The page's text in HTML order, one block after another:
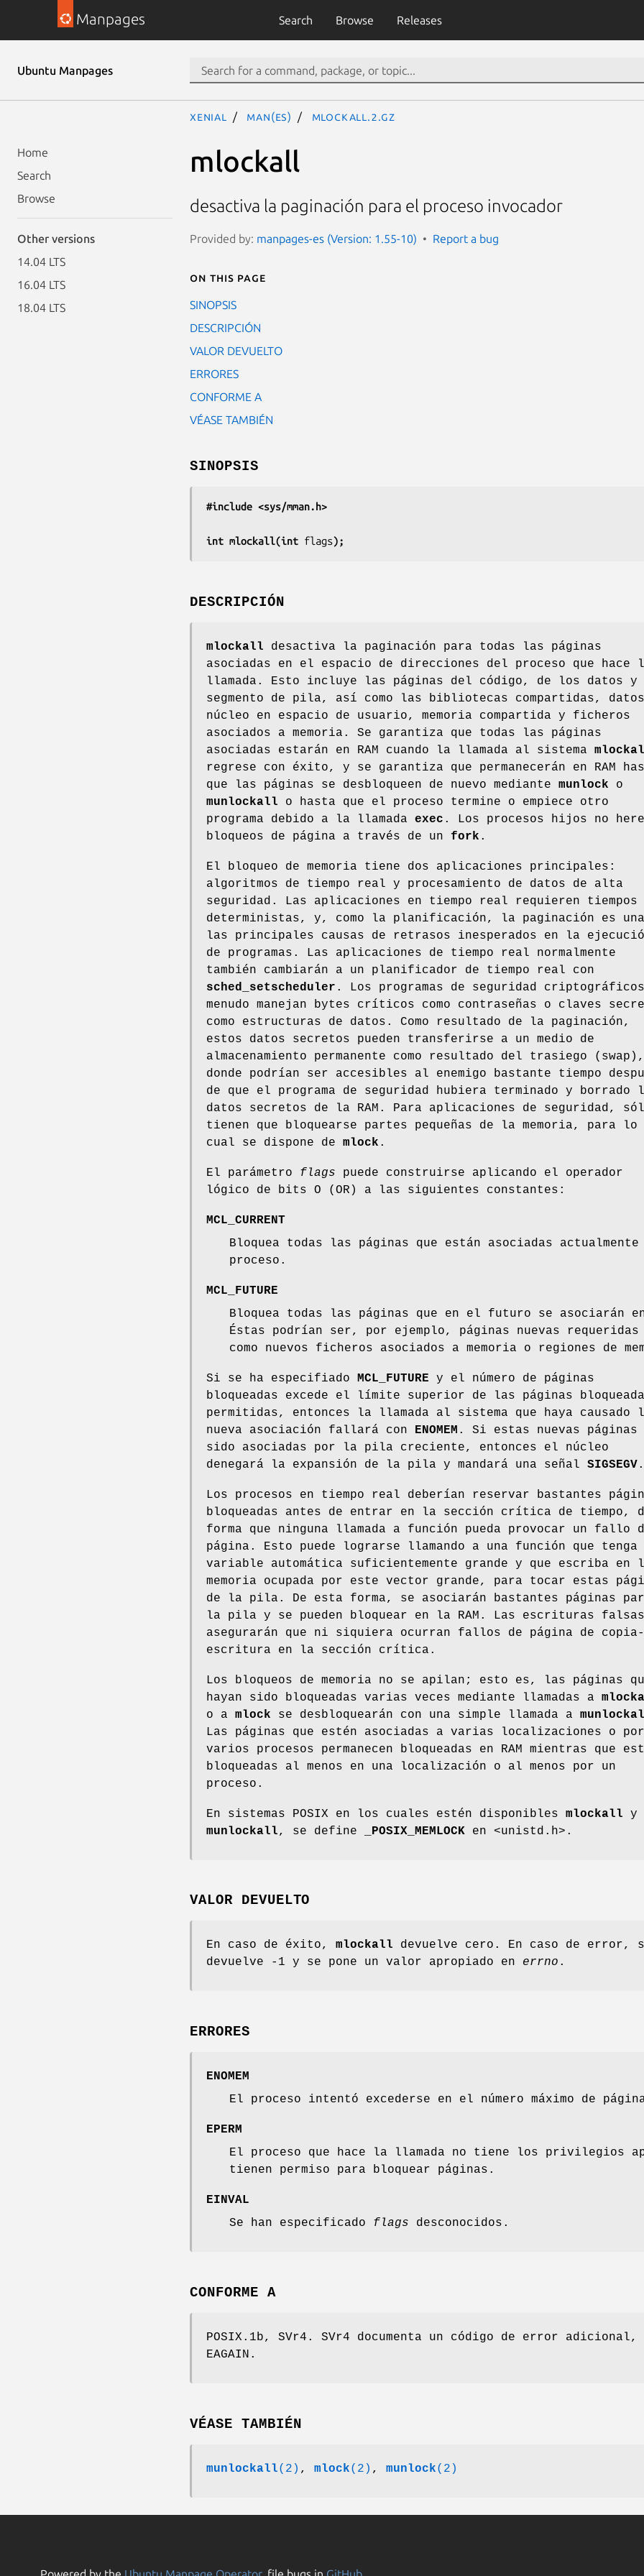
Manpages Search Browse Releases
Ubuntu Manpages
Home
Search
Browse
Other versions
14.04 LTS
16.04 LTS
18.04 LTS
xenial man(es) mlockall.2.gz
mlockall
desactiva la paginación para el proceso invocador
Provided by: manpages-es (Version: 1.55-10) Report a bug
On this page
SINOPSIS
DESCRIPCIÓN
VALOR DEVUELTO
ERRORES
CONFORME A
VÉASE TAMBIÉN
SINOPSIS
#include <sys/mman.h>
int mlockall(int flags);
DESCRIPCIÓN
mlockall desactiva la paginación para todas las páginas
asociadas en el espacio de direcciones del proceso que hace
llamada. Esto incluye las páginas del código, de los datos y
segmento de pila, así como las bibliotecas compartidas,
núcleo en espacio de usuario, memoria compartida y ficheros
asociados a memoria. Se garantiza que todas las páginas
asociadas estarán en RAM cuando la llamada al sistema
regrese con éxito, y se garantiza que permanecerán en RAM
que las páginas se desbloqueen de nuevo mediante munlock o
munlockall o hasta que el proceso termine o empiece otro
programa debido a la llamada exec . Los procesos hijos no
bloqueos de página a través de un fork .
El bloqueo de memoria tiene dos aplicaciones principales:
algoritmos de tiempo real y procesamiento de datos de alta
seguridad. Las aplicaciones en tiempo real requieren tiempos
deterministas, y, como la planificación, la paginación es
las principales causas de retrasos inesperados en la
de programas. Las aplicaciones de tiempo real normalmente
también cambiarán a un planificador de tiempo real con
sched_setscheduler . Los programas de seguridad
menudo manejan bytes críticos como contraseñas o claves
como estructuras de datos. Como resultado de la paginación,
estos datos secretos pueden transferirse a un medio de
almacenamiento permanente como resultado del trasiego (swap),
donde podrían ser accesibles al enemigo bastante tiempo
de que el programa de seguridad hubiera terminado y borrado
datos secretos de la RAM. Para aplicaciones de seguridad,
tienen que bloquearse partes pequeñas de la memoria, para lo
cual se dispone de mlock .
El parámetro flags puede construirse aplicando el operador
lógico de bits O (OR) a las siguientes constantes:
MCL_CURRENT
Bloquea todas las páginas que están asociadas
proceso.
MCL_FUTURE
Bloquea todas las páginas que en el futuro se asociarán
Éstas podrían ser, por ejemplo, páginas nuevas
como nuevos ficheros asociados a memoria o regiones de
Si se ha especifiado MCL_FUTURE y el número de páginas
bloqueadas excede el límite superior de las páginas
permitidas, entonces la llamada al sistema que haya causado
nueva asociación fallará con
ENOMEM . Si estas nuevas páginas
sido asociadas por la pila creciente, entonces el núcleo
denegará la expansión de la pila y mandará una señal SIGSEGV.
Los procesos en tiempo real deberían reservar bastantes
bloqueadas antes de entrar en la sección crítica de tiempo,
forma que ninguna llamada a función pueda provocar un fallo
página. Esto puede lograrse llamando a una función que tenga
variable automática suficientemente grande y que escriba en
memoria ocupada por este vector grande, para tocar estas
de la pila. De esta forma, se asociarán bastantes páginas
la pila y se pueden bloquear en la RAM. Las escrituras falsas
asegurarán que ni siquiera ocurran fallos de página de copia-
escritura en la sección crítica.
Los bloqueos de memoria no se apilan; esto es, las páginas
hayan sido bloqueadas varias veces mediante llamadas a
o a mlock se desbloquearán con una simple llamada a
Las páginas que estén asociadas a varias localizaciones o por
varios procesos permanecen bloqueadas en RAM mientras que
bloqueadas al menos en una localización o al menos por un
proceso.
En sistemas POSIX en los cuales estén disponibles mlockall y
munlockall, se define _POSIX_MEMLOCK en <unistd.h>.
VALOR DEVUELTO
En caso de éxito, mlockall devuelve cero. En caso de error,
devuelve -1 y se pone un valor apropiado en errno .
ERRORES
ENOMEM
El proceso intentó excederse en el número máximo de
EPERM
El proceso que hace la llamada no tiene los privilegios
tienen permiso para bloquear páginas.
EINVAL
Se han especificado flags desconocidos.
CONFORME A
POSIX.1b, SVr4. SVr4 documenta un código de error adicional,
EAGAIN.
VÉASE TAMBIÉN
munlockall(2) , mlock(2) , munlock(2)